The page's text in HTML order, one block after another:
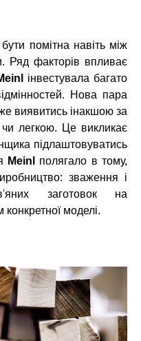
помітна навіть між
Ряд факторів впливає
інвестувала багато
Нова пара
виявитись інакшою за
легкою. Це викликає
підлаштовуватись
Meinl полягало в тому,
зваження і
заготовок на
конкретної моделі.